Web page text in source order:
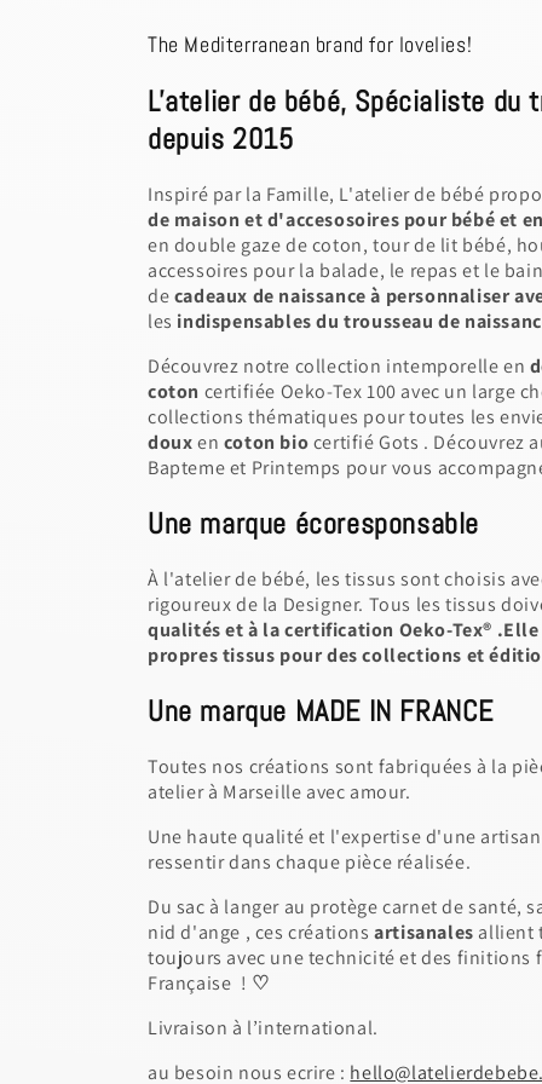
The Mediterranean brand for lovelies!
L'atelier de bébé, Spécialiste du
depuis 2015
Inspiré par la Famille, L'atelier de bébé
de maison et d'accesosoires pour bébé et
en double gaze de coton, tour de lit bébé,
accessoires pour la balade, le repas et le
decadeaux de naissance à personnaliser
les indispensables du trousseau de
Découvrez notre collection intemporelle en
coton certifiée Oeko-Tex 100 avec un large
collections thématiques pour toutes les
douxen coton biocertifié Gots . Découvrez
Bapteme et Printemps pour vous
Une marque écoresponsable
À l'atelier de bébé, les tissus sont choisis
rigoureux de la Designer. Tous les tissus
qualités et à la certification Oeko-Tex®
propres tissus pour des collections et
Une marque MADE IN FRANCE
Toutes nos créations sont fabriquées à la
atelier à Marseille avec amour.
Une haute qualité et l'expertise d'une
ressentir dans chaque pièce réalisée.
Du sac à langer au protège carnet de santé,
nid d'ange , ces créationsartisanales allient
toujours avec une technicité et des finitions
Française ! ♡
Livraison à l’international.
au besoin nous ecrire :